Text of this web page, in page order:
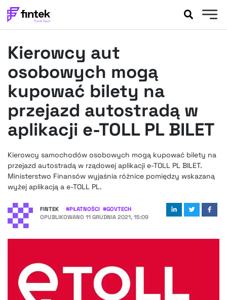
BANKOWOŚĆ
EVENTY
FELIETONY
WYWIADY
LEGAL
PODCASTY
FINTEKEXTRA
OKIEM EKSPERTA
Kierowcy aut
osobowych mogą
kupować bilety na
przejazd autostradą w
aplikacji e-TOLL PL BILET
Kierowcy samochodów osobowych mogą kupować bilety na
przejazd autostradą w rządowej aplikacji e-TOLL PL BILET.
Ministerstwo Finansów wyjaśnia różnice pomiędzy wskazaną
wyżej aplikacją a e-TOLL PL.
FINTEK #PŁATNOŚCI #GOVTECH
OPUBLIKOWANO 11 GRUDNIA 2021, 15:09